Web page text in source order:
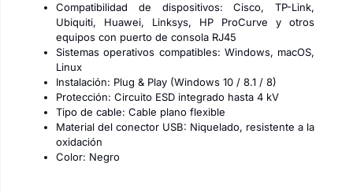
Compatibilidad de dispositivos: Cisco, TP-Link,
Ubiquiti, Huawei, Linksys, HP ProCurve y otros
equipos con puerto de consola RJ45
Sistemas operativos compatibles: Windows, macOS,
Linux
Instalación: Plug & Play (Windows 10 / 8.1 / 8)
Protección: Circuito ESD integrado hasta 4 kV
Tipo de cable: Cable plano flexible
Material del conector USB: Niquelado, resistente a la
oxidación
Color: Negro